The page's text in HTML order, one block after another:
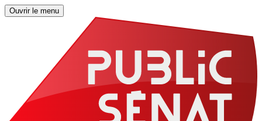
Ouvrir le menu